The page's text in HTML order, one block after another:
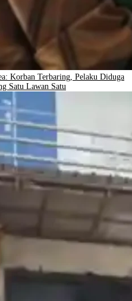
Korban Terbaring, Pelaku Diduga
Satu Lawan Satu